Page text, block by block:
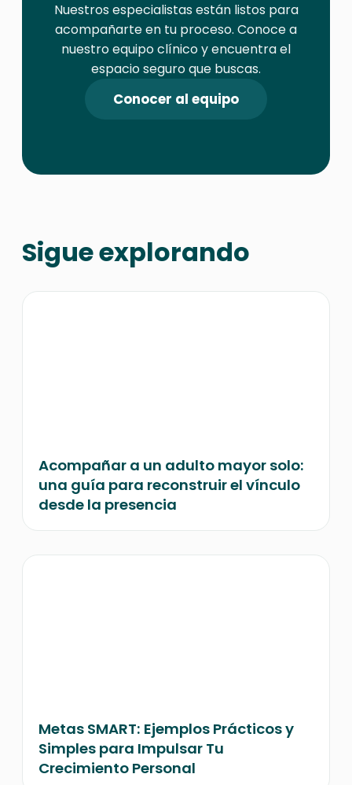
Nuestros especialistas están listos para
acompañarte en tu proceso. Conoce a
nuestro equipo clínico y encuentra el
espacio seguro que buscas.
Conocer al equipo
Sigue explorando
Acompañar a un adulto mayor solo:
una guía para reconstruir el vínculo
desde la presencia
Metas SMART: Ejemplos Prácticos y
Simples para Impulsar Tu
Crecimiento Personal